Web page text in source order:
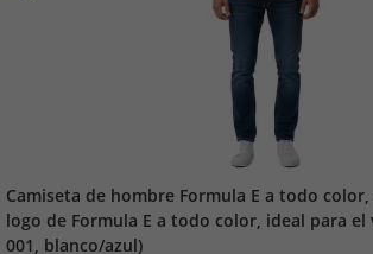
Camiseta de hombre Formula E a todo
logo de Formula E a todo color, ideal para el
001, blanco/azul)